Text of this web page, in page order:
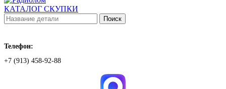
КАТАЛОГ СКУПКИ
Поиск
Телефон:
+7 (913) 458-92-88